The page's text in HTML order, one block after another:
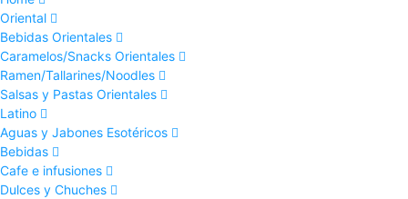
Oriental
Bebidas Orientales
Caramelos/Snacks Orientales
Ramen/Tallarines/Noodles
Salsas y Pastas Orientales
Latino
Aguas y Jabones Esotéricos
Bebidas
Cafe e infusiones
Dulces y Chuches